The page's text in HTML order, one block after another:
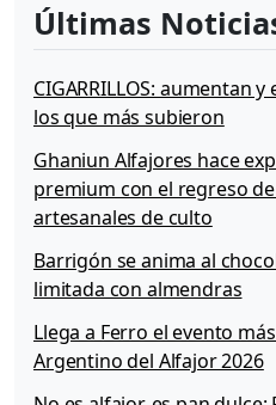
Últimas
CIGARRILLOS: aumentan
los que más subieron
Ghaniun Alfajores hace
premium con el regreso
artesanales de culto
Barrigón se anima al
limitada con almendras
Llega a Ferro el evento
Argentino del Alfajor 2026